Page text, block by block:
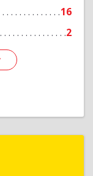
16
2
Подробнее